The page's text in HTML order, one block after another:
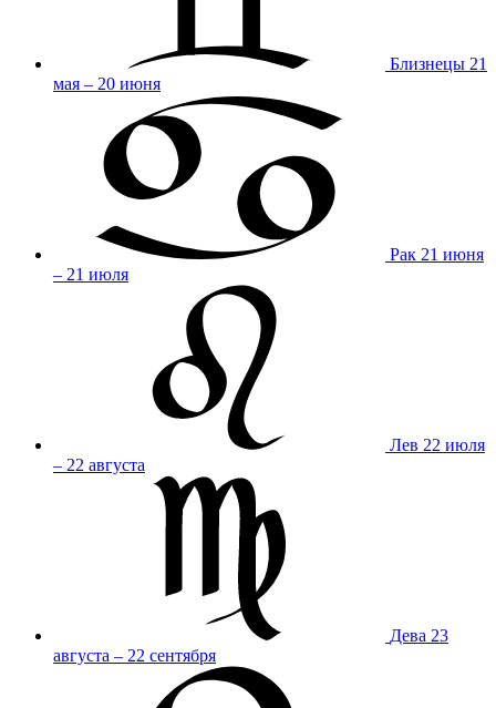
Близнецы 21
мая – 20 июня
Рак 21 июня
– 21 июля
Лев 22 июля
– 22 августа
Дева 23
августа – 22 сентября